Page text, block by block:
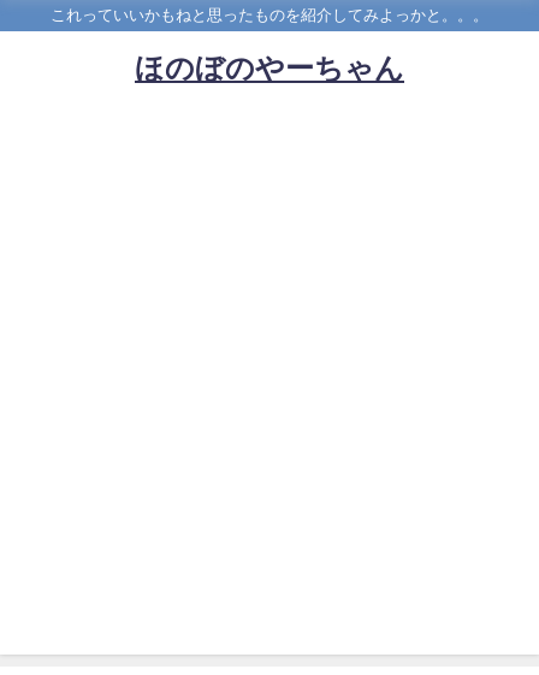
これっていいかもねと思ったものを紹介してみよっかと。。。
ほのぼのやーちゃん